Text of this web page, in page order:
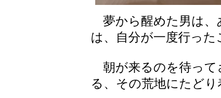
夢から醒めた男は、
は、自分が一度行っ
朝が来るのを待って
る、その荒地にたど